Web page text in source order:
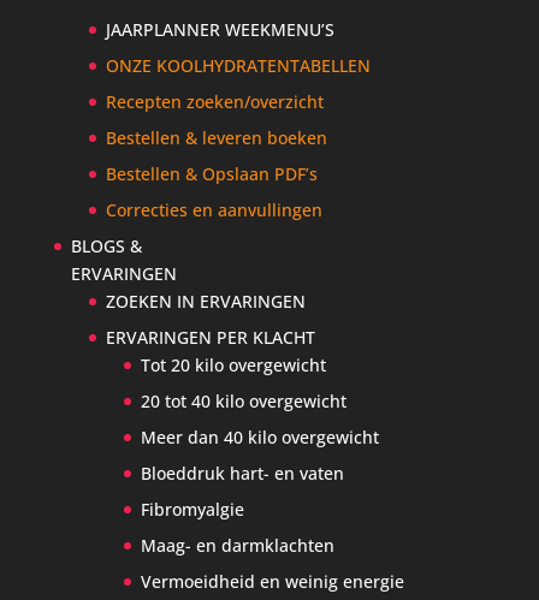
JAARPLANNER WEEKMENU’S
ONZE KOOLHYDRATENTABELLEN
Recepten zoeken/overzicht
Bestellen & leveren boeken
Bestellen & Opslaan PDF’s
Correcties en aanvullingen
BLOGS &
ERVARINGEN
ZOEKEN IN ERVARINGEN
ERVARINGEN PER KLACHT
Tot 20 kilo overgewicht
20 tot 40 kilo overgewicht
Meer dan 40 kilo overgewicht
Bloeddruk hart- en vaten
Fibromyalgie
Maag- en darmklachten
Vermoeidheid en weinig energie